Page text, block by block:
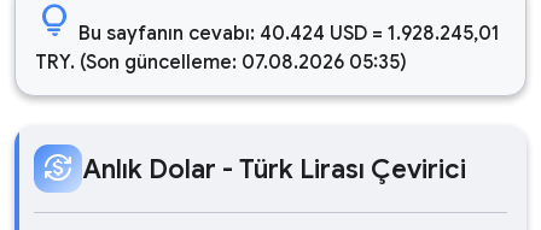
lightbulb Bu sayfanın cevabı: 40.424 USD = 1.928.245,01
TRY. (Son güncelleme: 07.08.2026 05:35)
currency_exchange Anlık Dolar - Türk Lirası Çevirici